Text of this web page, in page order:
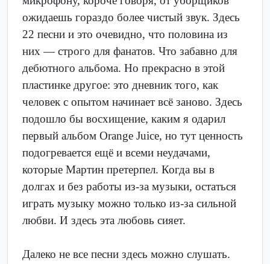
ожидаешь гораздо более чистый звук. Здесь
22 песни и это очевидно, что половина из
них — строго для фанатов. Что забавно для
дебютного альбома. Но прекрасно в этой
пластинке другое: это дневник того, как
человек с опытом начинает всё заново. Здесь
подошло бы восхищение, каким я одарил
первый альбом Orange Juice, но тут ценность
подогревается ещё и всеми неудачами,
которые Мартин претерпел. Когда вы в
долгах и без работы из-за музыки, остаться
играть музыку можно только из-за сильной
любви. И здесь эта любовь сияет.
Далеко не все песни здесь можно слушать.